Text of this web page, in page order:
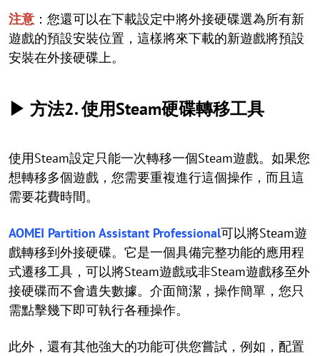
注意 ：您還可以在下載設定中將外接硬碟選為所有新
遊戲的預設安裝位置，這樣將來下載的新遊戲將預設
安裝在外接硬碟上。
▶ 方法2. 使用Steam硬碟轉移工具
使用Steam設定只能一次轉移一個Steam遊戲。如果您
想轉移多個遊戲，您需要重複進行這個操作，而且這
需要花費時間。
AOMEI Partition Assistant Professional可以將Steam遊
戲轉移到外接硬碟。它是一個具備完整功能的應用程
式遷移工具，可以將Steam遊戲或非Steam遊戲移至外
接硬碟而不會遺失數據。介面簡潔，操作簡單，您只
需點擊幾下即可執行各種操作。
此外，還有其他強大的功能可供您嘗試，例如，配置